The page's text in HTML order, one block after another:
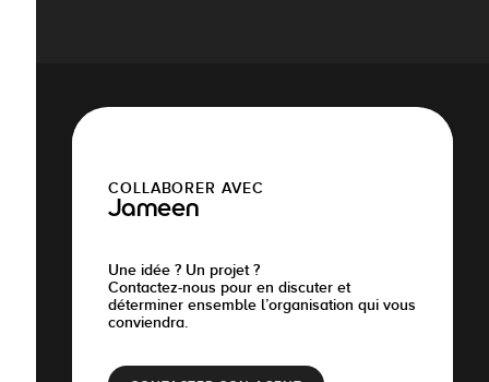
COLLABORER AVEC
Jameen
Une idée ? Un projet ?
Contactez-nous pour en discuter et
déterminer ensemble l’organisation qui vous
conviendra.